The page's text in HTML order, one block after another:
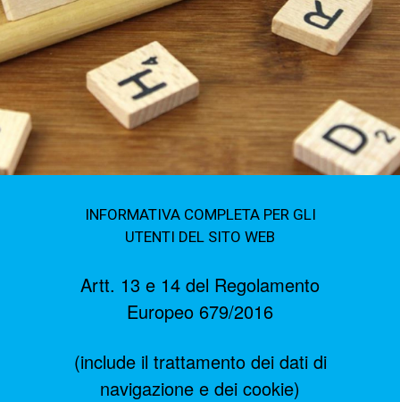
INFORMATIVA COMPLETA PER GLI
UTENTI DEL SITO WEB
Artt. 13 e 14 del Regolamento
Europeo 679/2016
(include il trattamento dei dati di
navigazione e dei cookie)